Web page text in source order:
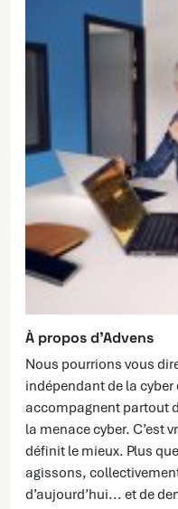
À propos d’Advens
Nous pourrions vous
indépendant de la cyber
accompagnent partout
la menace cyber. C’est
définit le mieux. Plus
agissons,
d’aujourd’hui... et de